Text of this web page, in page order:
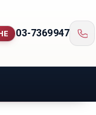
03-7369947